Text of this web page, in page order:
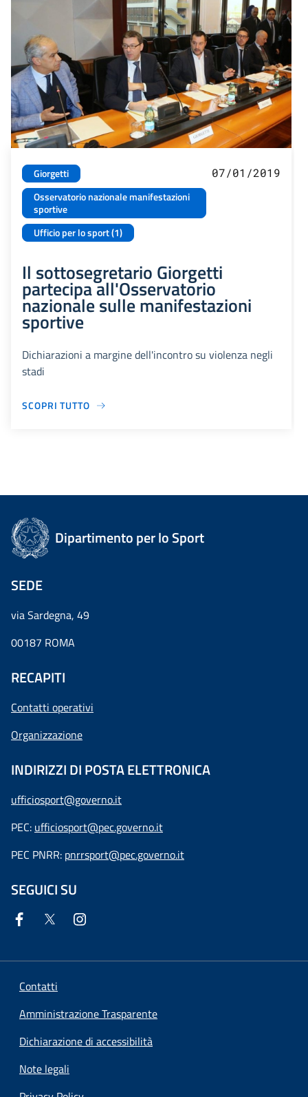
Giorgetti
Osservatorio nazionale manifestazioni
sportive
Ufficio per lo sport (1)
07/01/2019
Il sottosegretario Giorgetti
partecipa all'Osservatorio
nazionale sulle manifestazioni
sportive
Dichiarazioni a margine dell'incontro su violenza negli
stadi
SCOPRI TUTTO
Dipartimento per lo Sport
SEDE
via Sardegna, 49
00187 ROMA
RECAPITI
Contatti operativi
Organizzazione
INDIRIZZI DI POSTA ELETTRONICA
ufficiosport@governo.it
PEC: ufficiosport@pec.governo.it
PEC PNRR: pnrrsport@pec.governo.it
SEGUICI SU
Contatti
Amministrazione Trasparente
Dichiarazione di accessibilità
Note legali